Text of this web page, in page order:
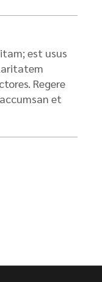
est usus
Regere
et